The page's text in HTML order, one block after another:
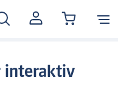
MEIN
KONTO
interaktiv